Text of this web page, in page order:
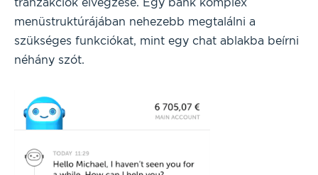
menüstruktúrájában nehezebb megtalálni a
szükséges funkciókat, mint egy chat ablakba beírni
néhány szót.